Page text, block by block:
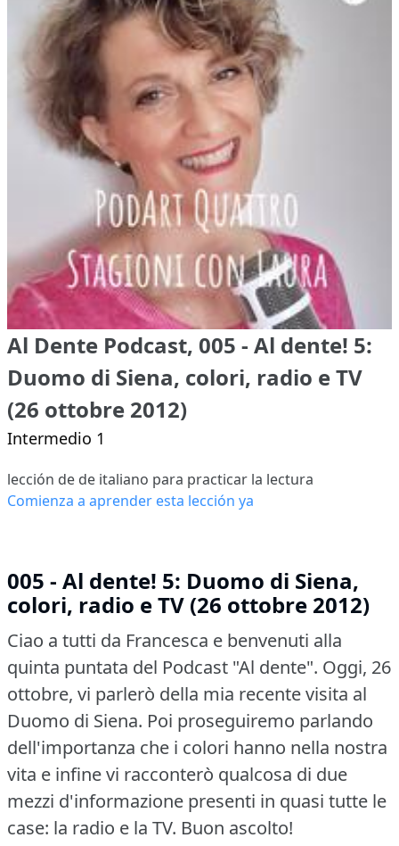
Al Dente Podcast, 005 - Al dente! 5:
Duomo di Siena, colori, radio e TV
(26 ottobre 2012)
Intermedio 1
lección de de italiano para practicar la lectura
Comienza a aprender esta lección ya
005 - Al dente! 5: Duomo di Siena,
colori, radio e TV (26 ottobre 2012)
Ciao a tutti da Francesca e benvenuti alla
quinta puntata del Podcast "Al dente". Oggi, 26
ottobre, vi parlerò della mia recente visita al
Duomo di Siena. Poi proseguiremo parlando
dell'importanza che i colori hanno nella nostra
vita e infine vi racconterò qualcosa di due
mezzi d'informazione presenti in quasi tutte le
case: la radio e la TV. Buon ascolto!